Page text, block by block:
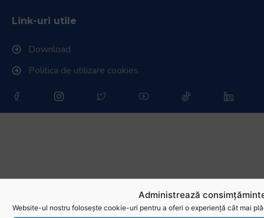
Administrează
Website-ul nostru folosește cookie-uri pentru a oferi o experiență cât mai
Link-uri utile
Download
Politica de utilizare cookies